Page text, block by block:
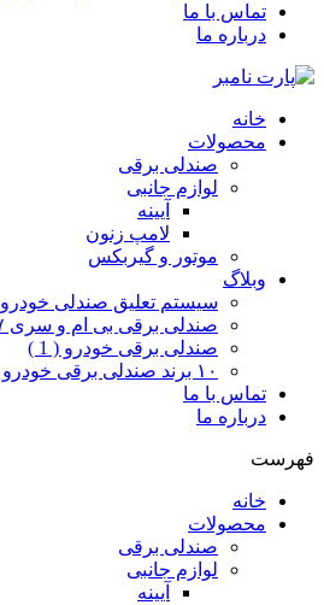
تماس با ما
درباره ما
خانه
محصولات
صندلی برقی
لوازم جانبی
آیینه
لامپ زنون
موتور و گیربکس
وبلاگ
سیستم تعلیق صندلی خودرو
صندلی برقی بی ام و سری ۷
صندلی برقی خودرو ( 1 )
۱۰ برند صندلی برقی خودرو جهان
تماس با ما
درباره ما
فهرست
خانه
محصولات
صندلی برقی
لوازم جانبی
آیینه